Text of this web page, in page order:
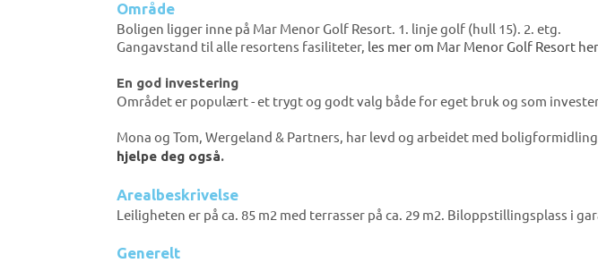
Område
Boligen ligger inne på Mar Menor Golf Resort. 1. linje golf (hull 15). 2. etg.
Gangavstand til alle resortens fasiliteter, les mer om Mar Menor Golf Resort
En god investering
Området er populært - et trygt og godt valg både for eget bruk og som
Mona og Tom, Wergeland & Partners, har levd og arbeidet med
hjelpe deg også.
Arealbeskrivelse
Leiligheten er på ca. 85 m2 med terrasser på ca. 29 m2. Biloppstillingsplass i
Generelt